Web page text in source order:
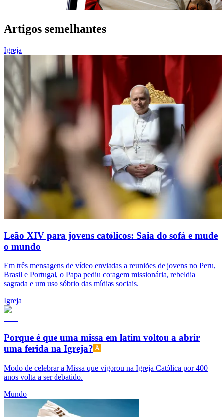
Artigos semelhantes
Igreja
Leão XIV para jovens católicos: Saia do sofá e mude
o mundo
Em três mensagens de vídeo enviadas a reuniões de jovens no Peru,
Brasil e Portugal, o Papa pediu coragem missionária, rebeldia
sagrada e um uso sóbrio das mídias sociais.
Igreja
Porque é que uma missa em latim voltou a abrir
uma ferida na Igreja?
Modo de celebrar a Missa que vigorou na Igreja Católica por 400
anos volta a ser debatido.
Mundo